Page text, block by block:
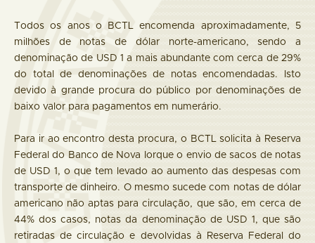
Todos os anos o BCTL encomenda aproximadamente, 5
milhões de notas de dólar norte-americano, sendo a
denominação de USD 1 a mais abundante com cerca de 29%
do total de denominações de notas encomendadas. Isto
devido à grande procura do público por denominações de
baixo valor para pagamentos em numerário.
Para ir ao encontro desta procura, o BCTL solicita à Reserva
Federal do Banco de Nova Iorque o envio de sacos de notas
de USD 1, o que tem levado ao aumento das despesas com
transporte de dinheiro. O mesmo sucede com notas de dólar
americano não aptas para circulação, que são, em cerca de
44% dos casos, notas da denominação de USD 1, que são
retiradas de circulação e devolvidas à Reserva Federal do